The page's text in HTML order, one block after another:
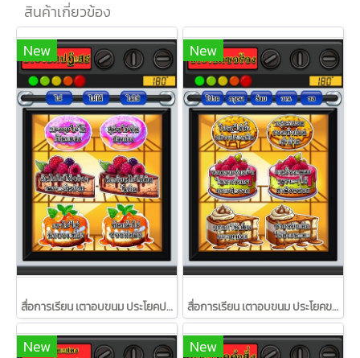
สินค้าเกี่ยวข้อง
New
สื่อการเรียน เตาอบขนม ประโยคปฏิเสธ ในภาษาไทย/วรา
New
สื่อการเรียน เตาอบขนม ประโยคขอร้อง ในภาษาไทย/วรา
New New